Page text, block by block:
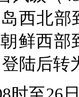
西北
鲜西
登陆后